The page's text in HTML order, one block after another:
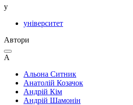
у
університет
Автори
А
Альона Ситник
Анатолій Козачок
Андрій Кім
Андрій Шамонін